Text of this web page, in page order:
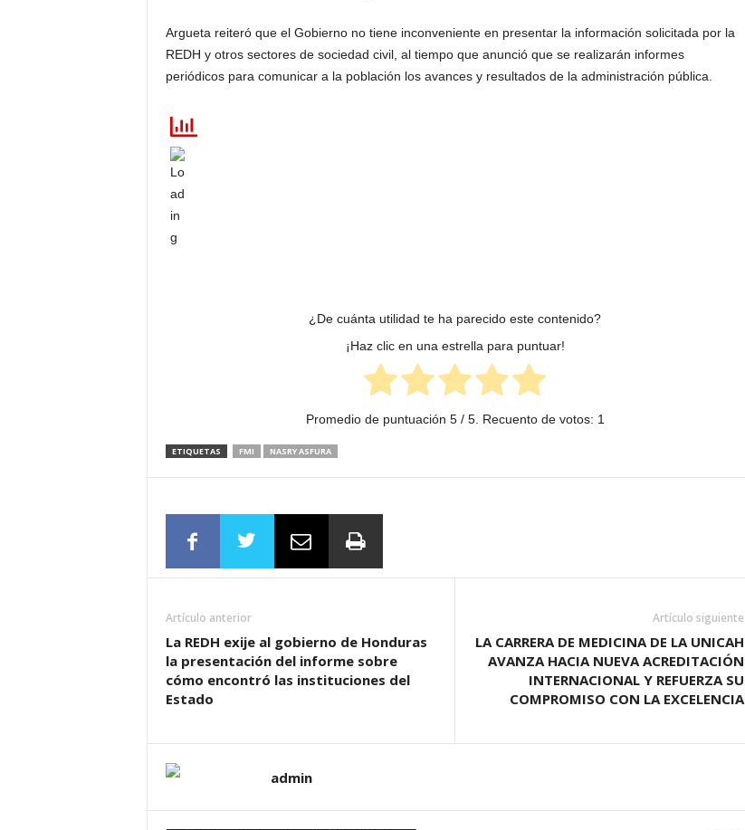
Argueta reiteró que el Gobierno no tiene inconveniente en presentar la información solicitada por la
REDH y otros sectores de sociedad civil, al tiempo que anunció que se realizarán informes
periódicos para comunicar a la población los avances y resultados de la administración pública.
¿De cuánta utilidad te ha parecido este contenido?
¡Haz clic en una estrella para puntuar!
Promedio de puntuación 5/ 5. Recuento de votos: 1
ETIQUETAS FMI NASRY ASFURA
Artículo anterior
La REDH exije al gobierno de Honduras
la presentación del informe sobre
cómo encontró las instituciones del
Estado
Artículo siguiente
LA CARRERA DE MEDICINA DE LA UNICAH
AVANZA HACIA NUEVA ACREDITACIÓN
INTERNACIONAL Y REFUERZA SU
COMPROMISO CON LA EXCELENCIA
admin